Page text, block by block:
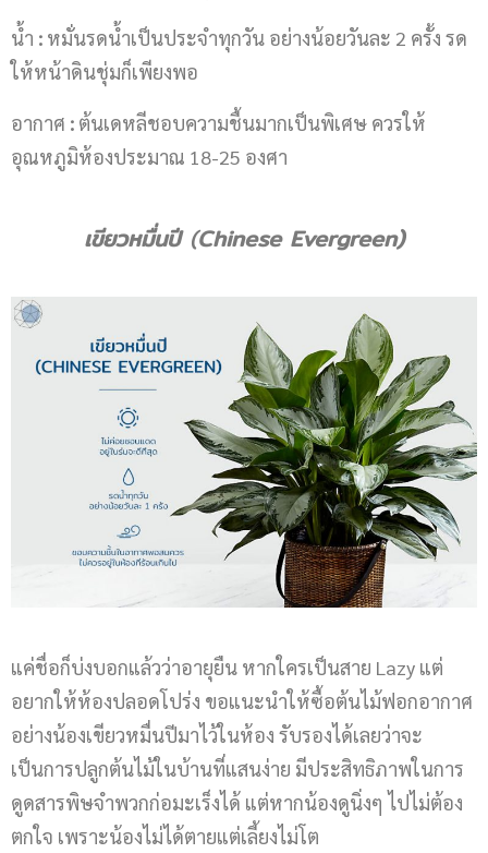
น้ำ : หมั่นรดน้ำเป็นประจำทุกวัน อย่างน้อยวันละ 2 ครั้ง รด
ให้หน้าดินชุ่มก็เพียงพอ
อากาศ : ต้นเดหลีชอบความชื้นมากเป็นพิเศษ ควรให้
อุณหภูมิห้องประมาณ 18-25 องศา
เขียวหมื่นปี (Chinese Evergreen)
แค่ชื่อก็บ่งบอกแล้วว่าอายุยืน หากใครเป็นสาย Lazy แต่
อยากให้ห้องปลอดโปร่ง ขอแนะนำให้ซื้อต้นไม้ฟอกอากาศ
อย่างน้องเขียวหมื่นปีมาไว้ในห้อง รับรองได้เลยว่าจะ
เป็นการปลูกต้นไม้ในบ้านที่แสนง่าย มีประสิทธิภาพในการ
ดูดสารพิษจำพวกก่อมะเร็งได้ แต่หากน้องดูนิ่งๆ ไปไม่ต้อง
ตกใจ เพราะน้องไม่ได้ตายแต่เลี้ยงไม่โต